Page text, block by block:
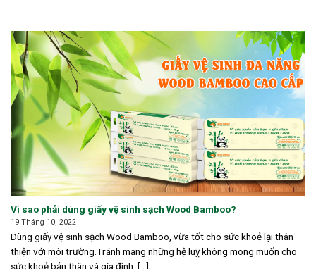
Vì sao phải dùng giấy vệ sinh sạch Wood Bamboo?
19 Tháng 10, 2022
Dùng giấy vệ sinh sạch Wood Bamboo, vừa tốt cho sức khoẻ lại thân
thiện với môi trường.Tránh mang những hệ luỵ không mong muốn cho
sức khoẻ bản thân và gia đình. [...]